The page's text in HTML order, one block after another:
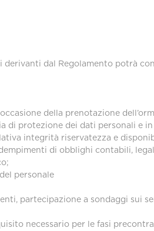
dal Regolamento potrà
della prenotazione
protezione dei dati personali e
integrità riservatezza e
di obblighi contabili,
personale
partecipazione a sondaggi sui
necessario per le fasi